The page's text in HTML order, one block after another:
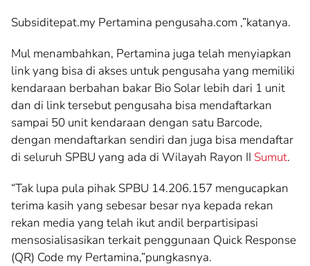
Subsiditepat.my Pertamina pengusaha.com ,”katanya.
Mul menambahkan, Pertamina juga telah menyiapkan
link yang bisa di akses untuk pengusaha yang memiliki
kendaraan berbahan bakar Bio Solar lebih dari 1 unit
dan di link tersebut pengusaha bisa mendaftarkan
sampai 50 unit kendaraan dengan satu Barcode,
dengan mendaftarkan sendiri dan juga bisa mendaftar
di seluruh SPBU yang ada di Wilayah Rayon II Sumut.
“Tak lupa pula pihak SPBU 14.206.157 mengucapkan
terima kasih yang sebesar besar nya kepada rekan
rekan media yang telah ikut andil berpartisipasi
mensosialisasikan terkait penggunaan Quick Response
(QR) Code my Pertamina,”pungkasnya.